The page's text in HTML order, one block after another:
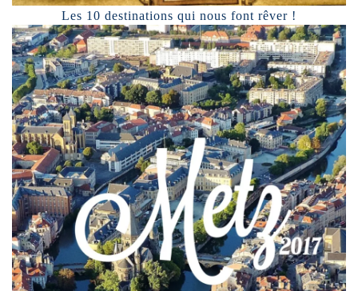
Les 10 destinations qui nous font rêver !